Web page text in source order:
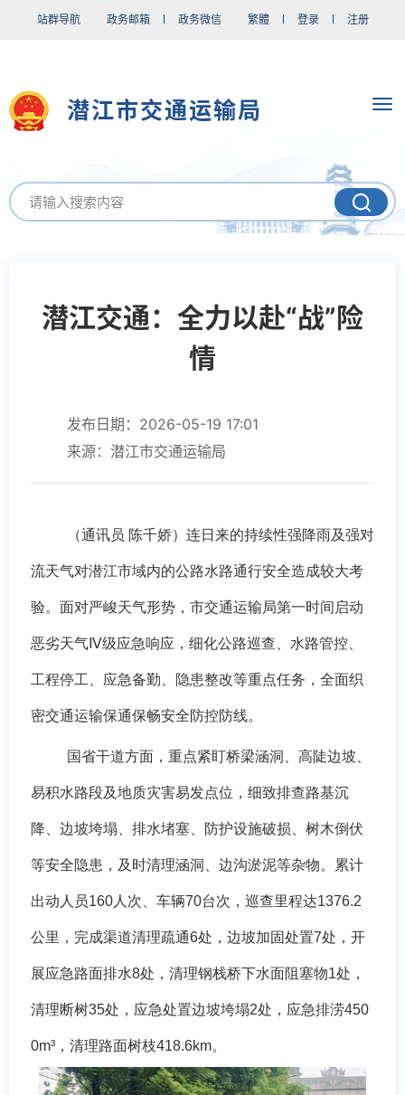
站群导航 政务邮箱 政务微信 繁體 登录 注册
潜江市交通运输局
潜江交通：全力以赴“战”险
情
发布日期：2026-05-19 17:01
来源：潜江市交通运输局
（通讯员 陈千娇） 连日来的持续性强降雨及强对
流天气对潜江市域内的公路水路通行安全造成较大考
验。面对严峻天气形势， 市交通运输局第一时间启动
恶劣天气Ⅳ级应急响应，细化公路巡查、水路管控、
工程停工、应急备勤、隐患整改等重点任务，全面织
密交通运输保通保畅安全防控防线。
国省干道方面，重点紧盯桥梁涵洞、高陡边坡、
易积水路段及地质灾害易发点位，细致排查路基沉
降、边坡垮塌、排水堵塞、防护设施破损、树木倒伏
等安全隐患，及时清理涵洞、边沟淤泥等杂物。累计
出动人员160人次、车辆70台次，巡查里程达1376.2
公里，完成渠道清理疏通6处，边坡加固处置7处，开
展应急路面排水8处，清理钢栈桥下水面阻塞物1处，
清理断树35处，应急处置边坡垮塌2处，应急排涝450
0m³，清理路面树枝418.6km。